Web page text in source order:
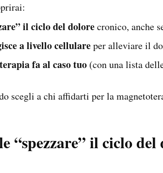
il ciclo del dolorecronico, anche
a livello cellulareper alleviare il
fa al caso tuo (con una lista
scegli a chi affidarti per la
“spezzare” il ciclo